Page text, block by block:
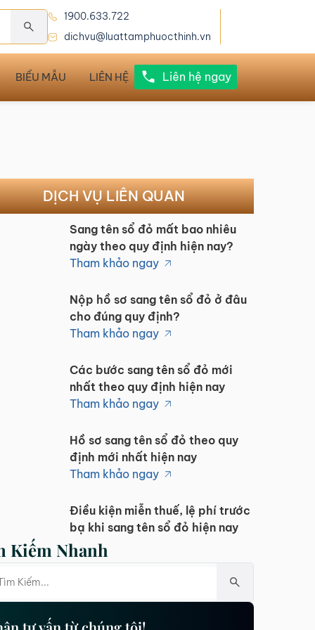
1900.633.722
dichvu@luattamphuocthinh.vn
BIỂU MẪU LIÊN HỆ Liên hệ ngay
DỊCH VỤ LIÊN QUAN
Sang tên sổ đỏ mất bao nhiêu
ngày theo quy định hiện nay?
Tham khảo ngay
Nộp hồ sơ sang tên sổ đỏ ở đâu
cho đúng quy định?
Tham khảo ngay
Các bước sang tên sổ đỏ mới
nhất theo quy định hiện nay
Tham khảo ngay
Hồ sơ sang tên sổ đỏ theo quy
định mới nhất hiện nay
Tham khảo ngay
Điều kiện miễn thuế, lệ phí trước
bạ khi sang tên sổ đỏ hiện nay
Tham khảo ngay
trước bạ khi sang tên sổ đỏ hiện
Kiếm Nhanh